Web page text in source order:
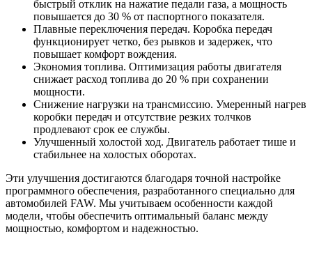
быстрый отклик на нажатие педали газа, а мощность
повышается до 30 % от паспортного показателя.
Плавные переключения передач. Коробка передач
функционирует четко, без рывков и задержек, что
повышает комфорт вождения.
Экономия топлива. Оптимизация работы двигателя
снижает расход топлива до 20 % при сохранении
мощности.
Снижение нагрузки на трансмиссию. Умеренный нагрев
коробки передач и отсутствие резких толчков
продлевают срок ее службы.
Улучшенный холостой ход. Двигатель работает тише и
стабильнее на холостых оборотах.
Эти улучшения достигаются благодаря точной настройке
программного обеспечения, разработанного специально для
автомобилей FAW. Мы учитываем особенности каждой
модели, чтобы обеспечить оптимальный баланс между
мощностью, комфортом и надежностью.